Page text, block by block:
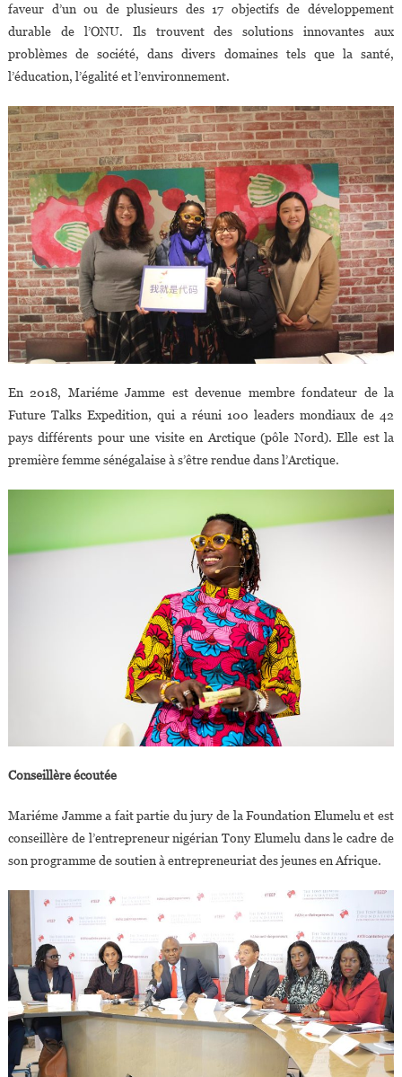
faveur d’un ou de plusieurs des 17 objectifs de développement
durable de l’ONU. Ils trouvent des solutions innovantes aux
problèmes de société, dans divers domaines tels que la santé,
l’éducation, l’égalité et l’environnement.
En 2018, Mariéme Jamme est devenue membre fondateur de la
Future Talks Expedition, qui a réuni 100 leaders mondiaux de 42
pays différents pour une visite en Arctique (pôle Nord). Elle est la
première femme sénégalaise à s’être rendue dans l’Arctique.
Conseillère écoutée
Mariéme Jamme a fait partie du jury de la Foundation Elumelu et est
conseillère de l’entrepreneur nigérian Tony Elumelu dans le cadre de
son programme de soutien à entrepreneuriat des jeunes en Afrique.